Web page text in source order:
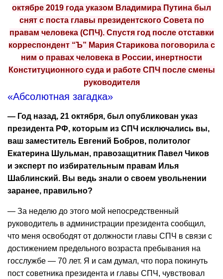
октябре 2019 года указом Владимира Путина был
снят с поста главы президентского Совета по
правам человека (СПЧ). Спустя год после отставки
корреспондент “Ъ” Мария Старикова поговорила с
ним о правах человека в России, инертности
Конституционного суда и работе СПЧ после смены
руководителя
«Абсолютная загадка»
— Год назад, 21 октября, был опубликован указ
президента РФ, которым из СПЧ исключались вы,
ваш заместитель Евгений Бобров, политолог
Екатерина Шульман, правозащитник Павел Чиков
и эксперт по избирательным правам Илья
Шаблинский. Вы ведь знали о своем увольнении
заранее, правильно?
— За неделю до этого мой непосредственный
руководитель в администрации президента сообщил,
что меня освободят от должности главы СПЧ в связи с
достижением предельного возраста пребывания на
госслужбе — 70 лет. Я и сам думал, что пора покинуть
пост советника президента и главы СПЧ, чувствовал